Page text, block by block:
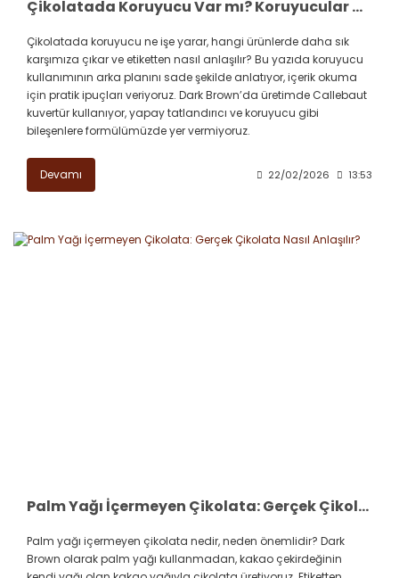
Çikolatada Koruyucu Var mı? Koruyucular Ne İşe Yarar, Nasıl Anlaşılır?
Çikolatada koruyucu ne işe yarar, hangi ürünlerde daha sık
karşımıza çıkar ve etiketten nasıl anlaşılır? Bu yazıda koruyucu
kullanımının arka planını sade şekilde anlatıyor, içerik okuma
için pratik ipuçları veriyoruz. Dark Brown’da üretimde Callebaut
kuvertür kullanıyor, yapay tatlandırıcı ve koruyucu gibi
bileşenlere formülümüzde yer vermiyoruz.
Devamı 22/02/2026 13:53
Palm Yağı İçermeyen Çikolata: Gerçek Çikolata Nasıl Anlaşılır?
Palm yağı içermeyen çikolata nedir, neden önemlidir? Dark
Brown olarak palm yağı kullanmadan, kakao çekirdeğinin